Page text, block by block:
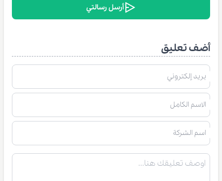
أرسل رسالتي
أضف تعليق
بريد إلكتروني
الاسم الكامل
اسم الشركة